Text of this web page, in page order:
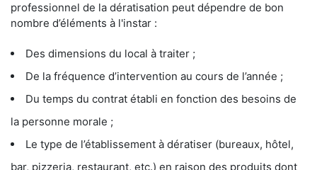
professionnel de la dératisation peut dépendre de bon
nombre d’éléments à l'instar :
Des dimensions du local à traiter ;
De la fréquence d’intervention au cours de l’année ;
Du temps du contrat établi en fonction des besoins de
la personne morale ;
Le type de l’établissement à dératiser (bureaux, hôtel,
bar, pizzeria, restaurant, etc.) en raison des produits dont